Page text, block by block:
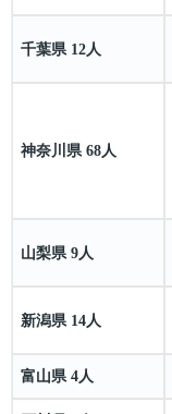
千葉県 12人
神奈川県 68人
山梨県 9人
新潟県 14人
富山県 4人